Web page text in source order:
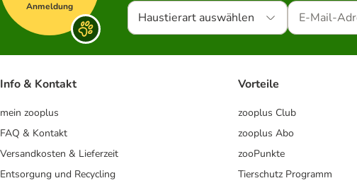
Anmeldung
Haustierart auswählen
Info & Kontakt
mein zooplus
FAQ & Kontakt
Versandkosten & Lieferzeit
Entsorgung und Recycling
Vorteile
zooplus Club
zooplus Abo
zooPunkte
Tierschutz Programm